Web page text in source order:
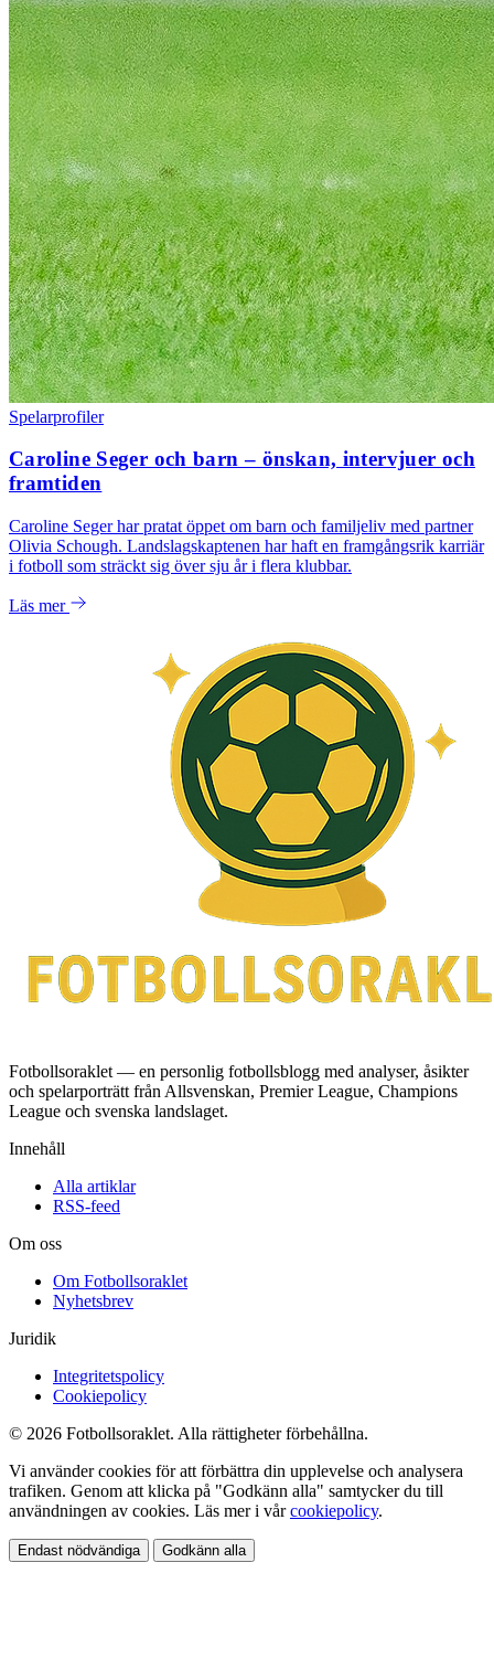
Spelarprofiler
Caroline Seger och barn – önskan, intervjuer och
framtiden
Caroline Seger har pratat öppet om barn och familjeliv med partner
Olivia Schough. Landslagskaptenen har haft en framgångsrik karriär
i fotboll som sträckt sig över sju år i flera klubbar.
Läs mer
Fotbollsoraklet — en personlig fotbollsblogg med analyser, åsikter
och spelarporträtt från Allsvenskan, Premier League, Champions
League och svenska landslaget.
Innehåll
Alla artiklar
RSS-feed
Om oss
Om Fotbollsoraklet
Nyhetsbrev
Juridik
Integritetspolicy
Cookiepolicy
© 2026 Fotbollsoraklet. Alla rättigheter förbehållna.
Vi använder cookies för att förbättra din upplevelse och analysera
trafiken. Genom att klicka på "Godkänn alla" samtycker du till
användningen av cookies. Läs mer i vårcookiepolicy.
Endast nödvändiga Godkänn alla